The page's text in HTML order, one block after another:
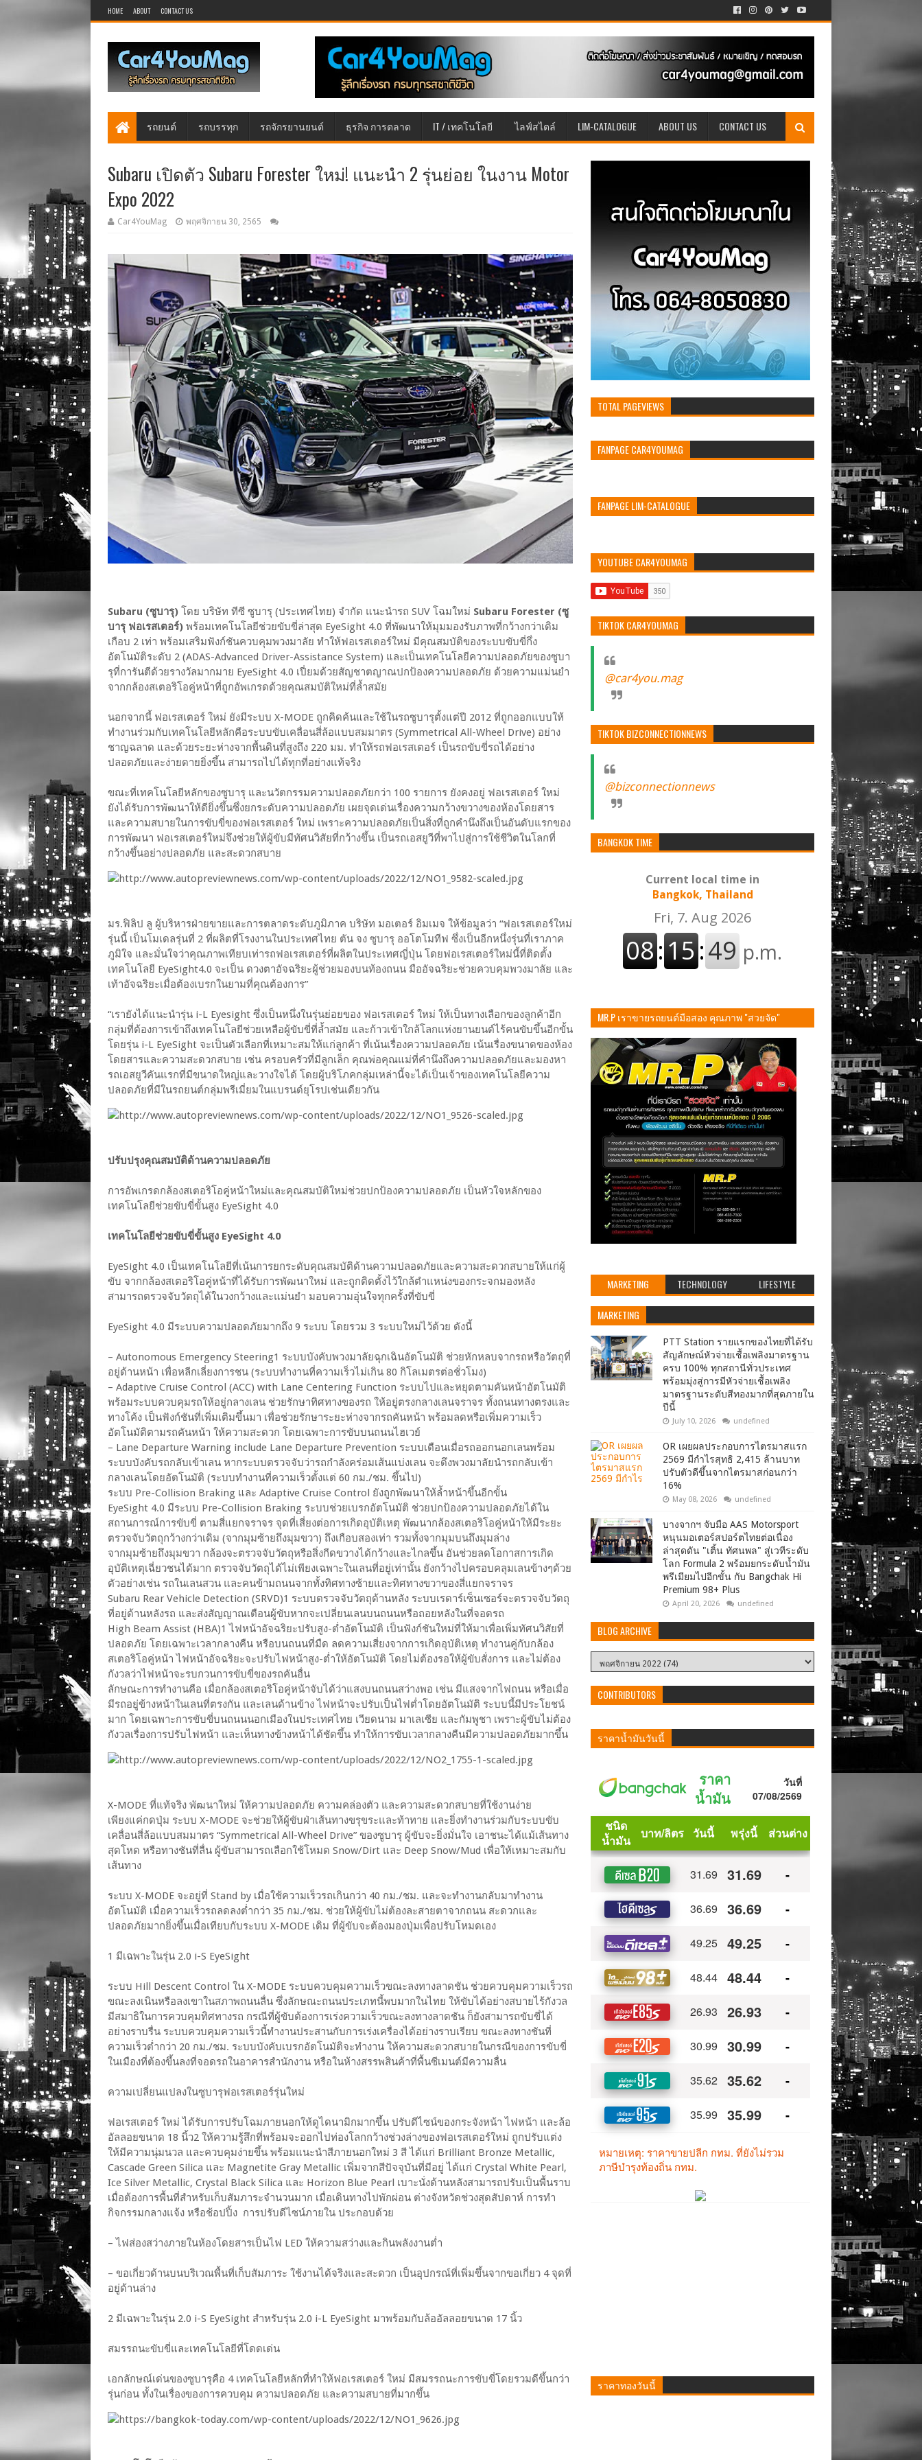
HOME ABOUT CONTACT US
รถยนต์ รถบรรทุก รถจักรยานยนต์ ธุรกิจ การตลาด IT / เทคโนโลยี ไลฟ์สไตล์ LIM-CATALOGUE ABOUT US CONTACT US
Subaru เปิดตัว Subaru Forester ใหม่! แนะนำ 2 รุ่นย่อย ในงาน Motor
Expo 2022
Car4YouMag พฤศจิกายน 30, 2565
Subaru (ซูบารุ) โดย บริษัท ทีซี ซูบารุ (ประเทศไทย) จำกัด แนะนำรถ SUV โฉมใหม่ Subaru Forester (ซู
บารุ ฟอเรสเตอร์) พร้อมเทคโนโลยีช่วยขับขี่ล่าสุด EyeSight 4.0 ที่พัฒนาให้มุมมองรับภาพที่กว้างกว่าเดิม
เกือบ 2 เท่า พร้อมเสริมฟังก์ชันควบคุมพวงมาลัย ทำให้ฟอเรสเตอร์ใหม่ มีคุณสมบัติของระบบขับขี่กึ่ง
อัตโนมัติระดับ 2 (ADAS-Advanced Driver-Assistance System) และเป็นเทคโนโลยีความปลอดภัยของซูบา
รุที่การันตีด้วยรางวัลมากมาย EyeSight 4.0 เปี่ยมด้วยสัญชาตญาณปกป้องความปลอดภัย ด้วยความแม่นยำ
จากกล้องสเตอริโอคู่หน้าที่ถูกอัพเกรดด้วยคุณสมบัติใหม่ที่ล้ำสมัย
นอกจากนี้ ฟอเรสเตอร์ ใหม่ ยังมีระบบ X-MODE ถูกคิดค้นและใช้ในรถซูบารุตั้งแต่ปี 2012 ที่ถูกออกแบบให้
ทำงานร่วมกับเทคโนโลยีหลักคือระบบขับเคลื่อนสี่ล้อแบบสมมาตร (Symmetrical All-Wheel Drive) อย่าง
ชาญฉลาด และด้วยระยะห่างจากพื้นดินที่สูงถึง 220 มม. ทำให้รถฟอเรสเตอร์ เป็นรถขับขี่รถได้อย่าง
ปลอดภัยและง่ายดายยิ่งขึ้น สามารถไปได้ทุกที่อย่างแท้จริง
ขณะที่เทคโนโลยีหลักของซูบารุ และนวัตกรรมความปลอดภัยกว่า 100 รายการ ยังคงอยู่ ฟอเรสเตอร์ ใหม่
ยังได้รับการพัฒนาให้ดียิ่งขึ้นซึ่งยกระดับความปลอดภัย เผยจุดเด่นเรื่องความกว้างขวางของห้องโดยสาร
และความสบายในการขับขี่ของฟอเรสเตอร์ ใหม่ เพราะความปลอดภัยเป็นสิ่งที่ถูกคำนึงถึงเป็นอันดับแรกของ
การพัฒนา ฟอเรสเตอร์ใหม่จึงช่วยให้ผู้ขับมีทัศนวิสัยที่กว้างขึ้น เป็นรถเอสยูวีที่พาไปสู่การใช้ชีวิตในโลกที่
กว้างขึ้นอย่างปลอดภัย และสะดวกสบาย
มร.ฟิลิป ลู ผู้บริหารฝ่ายขายและการตลาดระดับภูมิภาค บริษัท มอเตอร์ อิมเมจ ให้ข้อมูลว่า “ฟอเรสเตอร์ใหม่
รุ่นนี้ เป็นโมเดลรุ่นที่ 2 ที่ผลิตที่โรงงานในประเทศไทย ตัน จง ซูบารุ ออโตโมทีฟ ซึ่งเป็นอีกหนึ่งรุ่นที่เราภาค
ภูมิใจ และมั่นใจว่าคุณภาพเทียบเท่ารถฟอเรสเตอร์ที่ผลิตในประเทศญี่ปุ่น โดยฟอเรสเตอร์ใหม่นี้ที่ติดตั้ง
เทคโนโลยี EyeSight4.0 จะเป็น ดวงตาอัจฉริยะผู้ช่วยมองบนท้องถนน มืออัจฉริยะช่วยควบคุมพวงมาลัย และ
เท้าอัจฉริยะเมื่อต้องเบรกในยามที่คุณต้องการ”
“เรายังได้แนะนำรุ่น i-L Eyesight ซึ่งเป็นหนึ่งในรุ่นย่อยของ ฟอเรสเตอร์ ใหม่ ให้เป็นทางเลือกของลูกค้าอีก
กลุ่มที่ต้องการเข้าถึงเทคโนโลยีช่วยเหลือผู้ขับขี่ที่ล้ำสมัย และก้าวเข้าใกล้โลกแห่งยานยนต์ไร้คนขับขึ้นอีกขั้น
โดยรุ่น i-L EyeSight จะเป็นตัวเลือกที่เหมาะสมให้แก่ลูกค้า ที่เน้นเรื่องความปลอดภัย เน้นเรื่องขนาดของห้อง
โดยสารและความสะดวกสบาย เช่น ครอบครัวที่มีลูกเล็ก คุณพ่อคุณแม่ที่คำนึงถึงความปลอดภัยและมองหา
รถเอสยูวีคันแรกที่มีขนาดใหญ่และวางใจได้ โดยผู้บริโภคกลุ่มเหล่านี้จะได้เป็นเจ้าของเทคโนโลยีความ
ปลอดภัยที่มีในรถยนต์กลุ่มพรีเมี่ยมในแบรนด์ยุโรปเช่นเดียวกัน
ปรับปรุงคุณสมบัติด้านความปลอดภัย
การอัพเกรดกล้องสเตอริโอคู่หน้าใหม่และคุณสมบัติใหม่ช่วยปกป้องความปลอดภัย เป็นหัวใจหลักของ
เทคโนโลยีช่วยขับขี่ขั้นสูง EyeSight 4.0
เทคโนโลยีช่วยขับขี่ขั้นสูง EyeSight 4.0
EyeSight 4.0 เป็นเทคโนโลยีที่เน้นการยกระดับคุณสมบัติด้านความปลอดภัยและความสะดวกสบายให้แก่ผู้
ขับ จากกล้องสเตอริโอคู่หน้าที่ได้รับการพัฒนาใหม่ และถูกติดตั้งไว้ใกล้ตำแหน่งของกระจกมองหลัง
สามารถตรวจจับวัตถุได้ในวงกว้างและแม่นยำ มอบความอุ่นใจทุกครั้งที่ขับขี่
EyeSight 4.0 มีระบบความปลอดภัยมากถึง 9 ระบบ โดยรวม 3 ระบบใหม่ไว้ด้วย ดังนี้
– Autonomous Emergency Steering1 ระบบบังคับพวงมาลัยฉุกเฉินอัตโนมัติ ช่วยหักหลบจากรถหรือวัตถุที่
อยู่ด้านหน้า เพื่อหลีกเลี่ยงการชน (ระบบทำงานที่ความเร็วไม่เกิน 80 กิโลเมตรต่อชั่วโมง)
– Adaptive Cruise Control (ACC) with Lane Centering Function ระบบไปและหยุดตามคันหน้าอัตโนมัติ
พร้อมระบบควบคุมรถให้อยู่กลางเลน ช่วยรักษาทิศทางของรถ ให้อยู่ตรงกลางเลนจราจร ทั้งถนนทางตรงและ
ทางโค้ง เป็นฟังก์ชันที่เพิ่มเติมขึ้นมา เพื่อช่วยรักษาระยะห่างจากรถคันหน้า พร้อมลดหรือเพิ่มความเร็ว
อัตโนมัติตามรถคันหน้า ให้ความสะดวก โดยเฉพาะการขับบนถนนไฮเวย์
– Lane Departure Warning include Lane Departure Prevention ระบบเตือนเมื่อรถออกนอกเลนพร้อม
ระบบบังคับรถกลับเข้าเลน หากระบบตรวจจับว่ารถกำลังคร่อมเส้นแบ่งเลน จะดึงพวงมาลัยนำรถกลับเข้า
กลางเลนโดยอัตโนมัติ (ระบบทำงานที่ความเร็วตั้งแต่ 60 กม./ชม. ขึ้นไป)
ระบบ Pre-Collision Braking และ Adaptive Cruise Control ยังถูกพัฒนาให้ล้ำหน้าขึ้นอีกขั้น
EyeSight 4.0 มีระบบ Pre-Collision Braking ระบบช่วยเบรกอัตโนมัติ ช่วยปกป้องความปลอดภัยได้ใน
สถานการณ์การขับขี่ ตามสี่แยกจราจร จุดที่เสี่ยงต่อการเกิดอุบัติเหตุ พัฒนากล้องสเตอริโอคู่หน้าให้มีระยะ
ตรวจจับวัตถุกว้างกว่าเดิม (จากมุมซ้ายถึงมุมขวา) ถึงเกือบสองเท่า รวมทั้งจากมุมบนถึงมุมล่าง
จากมุมซ้ายถึงมุมขวา กล้องจะตรวจจับวัตถุหรือสิ่งกีดขวางได้กว้างและไกลขึ้น อันช่วยลดโอกาสการเกิด
อุบัติเหตุเฉี่ยวชนได้มาก ตรวจจับวัตถุได้ไม่เพียงเฉพาะในเลนที่อยู่เท่านั้น ยังกว้างไปครอบคลุมเลนข้างๆด้วย
ตัวอย่างเช่น รถในเลนสวน และคนข้ามถนนจากทั้งทิศทางซ้ายและทิศทางขวาของสี่แยกจราจร
Subaru Rear Vehicle Detection (SRVD)1 ระบบตรวจจับวัตถุด้านหลัง ระบบเรดาร์เซ็นเซอร์จะตรวจจับวัตถุ
ที่อยู่ด้านหลังรถ และส่งสัญญาณเตือนผู้ขับหากจะเปลี่ยนเลนบนถนนหรือถอยหลังในที่จอดรถ
High Beam Assist (HBA)1 ไฟหน้าอัจฉริยะปรับสูง-ต่ำอัตโนมัติ เป็นฟังก์ชันใหม่ที่ให้มาเพื่อเพิ่มทัศนวิสัยที่
ปลอดภัย โดยเฉพาะเวลากลางคืน หรือบนถนนที่มืด ลดความเสี่ยงจากการเกิดอุบัติเหตุ ทำงานคู่กับกล้อง
สเตอริโอคู่หน้า ไฟหน้าอัจฉริยะจะปรับไฟหน้าสูง-ต่ำให้อัตโนมัติ โดยไม่ต้องรอให้ผู้ขับสั่งการ และไม่ต้อง
กังวลว่าไฟหน้าจะรบกวนการขับขี่ของรถคันอื่น
ลักษณะการทำงานคือ เมื่อกล้องสเตอริโอคู่หน้าจับได้ว่าแสงบนถนนสว่างพอ เช่น มีแสงจากไฟถนน หรือเมื่อ
มีรถอยู่ข้างหน้าในเลนที่ตรงกัน และเลนด้านข้าง ไฟหน้าจะปรับเป็นไฟต่ำโดยอัตโนมัติ ระบบนี้มีประโยชน์
มาก โดยเฉพาะการขับขี่บนถนนนอกเมืองในประเทศไทย เวียดนาม มาเลเซีย และกัมพูชา เพราะผู้ขับไม่ต้อง
กังวลเรื่องการปรับไฟหน้า และเห็นทางข้างหน้าได้ชัดขึ้น ทำให้การขับเวลากลางคืนมีความปลอดภัยมากขึ้น
X-MODE ที่แท้จริง พัฒนาใหม่ ให้ความปลอดภัย ความคล่องตัว และความสะดวกสบายที่ใช้งานง่าย
เพียงแค่กดปุ่ม ระบบ X-MODE จะช่วยให้ผู้ขับฝ่าเส้นทางขรุขระและท้าทาย และยิ่งทำงานร่วมกับระบบขับ
เคลื่อนสี่ล้อแบบสมมาตร “Symmetrical All-Wheel Drive” ของซูบารุ ผู้ขับจะยิ่งมั่นใจ เอาชนะได้แม้เส้นทาง
สุดโหด หรือทางชันที่ลื่น ผู้ขับสามารถเลือกใช้โหมด Snow/Dirt และ Deep Snow/Mud เพื่อให้เหมาะสมกับ
เส้นทาง
ระบบ X-MODE จะอยู่ที่ Stand by เมื่อใช้ความเร็วรถเกินกว่า 40 กม./ชม. และจะทำงานกลับมาทำงาน
อัตโนมัติ เมื่อความเร็วรถลดลงต่ำกว่า 35 กม./ชม. ช่วยให้ผู้ขับไม่ต้องละสายตาจากถนน สะดวกและ
ปลอดภัยมากยิ่งขึ้นเมื่อเทียบกับระบบ X-MODE เดิม ที่ผู้ขับจะต้องมองปุ่มเพื่อปรับโหมดเอง
1 มีเฉพาะในรุ่น 2.0 i-S EyeSight
ระบบ Hill Descent Control ใน X-MODE ระบบควบคุมความเร็วขณะลงทางลาดชัน ช่วยควบคุมความเร็วรถ
ขณะลงเนินหรือลงเขาในสภาพถนนลื่น ซึ่งลักษณะถนนประเภทนี้พบมากในไทย ให้ขับได้อย่างสบายไร้กังวล
มีสมาธิในการควบคุมทิศทางรถ กรณีที่ผู้ขับต้องการเร่งความเร็วขณะลงทางลาดชัน ก็ยังสามารถขับขี่ได้
อย่างราบรื่น ระบบควบคุมความเร็วนี้ทำงานประสานกับการเร่งเครื่องได้อย่างราบเรียบ ขณะลงทางชันที่
ความเร็วต่ำกว่า 20 กม./ชม. ระบบบังคับเบรกอัตโนมัติจะทำงาน ให้ความสะดวกสบายในกรณีของการขับขี่
ในเมืองที่ต้องขึ้นลงที่จอดรถในอาคารสำนักงาน หรือในห้างสรรพสินค้าที่พื้นซีเมนต์มีความลื่น
ความเปลี่ยนแปลงในซูบารุฟอเรสเตอร์รุ่นใหม่
ฟอเรสเตอร์ ใหม่ ได้รับการปรับโฉมภายนอกให้ดูไดนามิกมากขึ้น ปรับดีไซน์ของกระจังหน้า ไฟหน้า และล้อ
อัลลอยขนาด 18 นิ้ว2 ให้ความรู้สึกที่พร้อมจะออกไปท่องโลกกว้างช่วงล่างของฟอเรสเตอร์ใหม่ ถูกปรับแต่ง
ให้มีความนุ่มนวล และควบคุมง่ายขึ้น พร้อมแนะนำสีภายนอกใหม่ 3 สี ได้แก่ Brilliant Bronze Metallic,
Cascade Green Silica และ Magnetite Gray Metallic เพิ่มจากสีปัจจุบันที่มีอยู่ ได้แก่ Crystal White Pearl,
Ice Silver Metallic, Crystal Black Silica และ Horizon Blue Pearl เบาะนั่งด้านหลังสามารถปรับเป็นพื้นราบ
เมื่อต้องการพื้นที่สำหรับเก็บสัมภาระจำนวนมาก เมื่อเดินทางไปพักผ่อน ต่างจังหวัดช่วงสุดสัปดาห์ การทำ
กิจกรรมกลางแจ้ง หรือช้อปปิ้ง การปรับดีไซน์ภายใน ประกอบด้วย
– ไฟส่องสว่างภายในห้องโดยสารเป็นไฟ LED ให้ความสว่างและกินพลังงานต่ำ
– ขอเกี่ยวด้านบนบริเวณพื้นที่เก็บสัมภาระ ใช้งานได้จริงและสะดวก เป็นอุปกรณ์ที่เพิ่มขึ้นจากขอเกี่ยว 4 จุดที่
อยู่ด้านล่าง
2 มีเฉพาะในรุ่น 2.0 i-S EyeSight สำหรับรุ่น 2.0 i-L EyeSight มาพร้อมกับล้ออัลลอยขนาด 17 นิ้ว
สมรรถนะขับขี่และเทคโนโลยีที่โดดเด่น
เอกลักษณ์เด่นของซูบารุคือ 4 เทคโนโลยีหลักที่ทำให้ฟอเรสเตอร์ ใหม่ มีสมรรถนะการขับขี่โดยรวมดีขึ้นกว่า
รุ่นก่อน ทั้งในเรื่องของการควบคุม ความปลอดภัย และความสบายที่มากขึ้น
TOTAL PAGEVIEWS
FANPAGE CAR4YOUMAG
FANPAGE LIM-CATALOGUE
YOUTUBE CAR4YOUMAG
TIKTOK CAR4YOUMAG
@car4you.mag
TIKTOK BIZCONNECTIONNEWS
@bizconnectionnews
BANGKOK TIME
Current local time in
Bangkok, Thailand
MR.P เราขายรถยนต์มือสอง คุณภาพ "สวยจัด"
MARKETING TECHNOLOGY LIFESTYLE
MARKETING
PTT Station รายแรกของไทยที่ได้รับ
สัญลักษณ์หัวจ่ายเชื้อเพลิงมาตรฐาน
ครบ 100% ทุกสถานีทั่วประเทศ
พร้อมมุ่งสู่การมีหัวจ่ายเชื้อเพลิง
มาตรฐานระดับสีทองมากที่สุดภายใน
ปีนี้
July 10, 2026 undefined
OR เผยผลประกอบการไตรมาสแรก
2569 มีกำไรสุทธิ 2,415 ล้านบาท
ปรับตัวดีขึ้นจากไตรมาสก่อนกว่า
16%
May 08, 2026 undefined
บางจากฯ จับมือ AAS Motorsport
หนุนมอเตอร์สปอร์ตไทยต่อเนื่อง
ล่าสุดดัน "เติ้น ทัศนพล" สู่เวทีระดับ
โลก Formula 2 พร้อมยกระดับน้ำมัน
พรีเมียมไปอีกขั้น กับ Bangchak Hi
Premium 98+ Plus
April 20, 2026 undefined
BLOG ARCHIVE
CONTRIBUTORS
ราคาน้ำมันวันนี้
ราคาทองวันนี้